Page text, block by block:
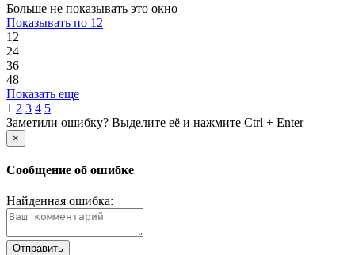
Больше не показывать это окно
Показывать по 12
12
24
36
48
Показать еще
1 2 3 4 5
Заметили ошибку? Выделите её и нажмите Ctrl + Enter
×
Сообщение об ошибке
Найденная ошибка: